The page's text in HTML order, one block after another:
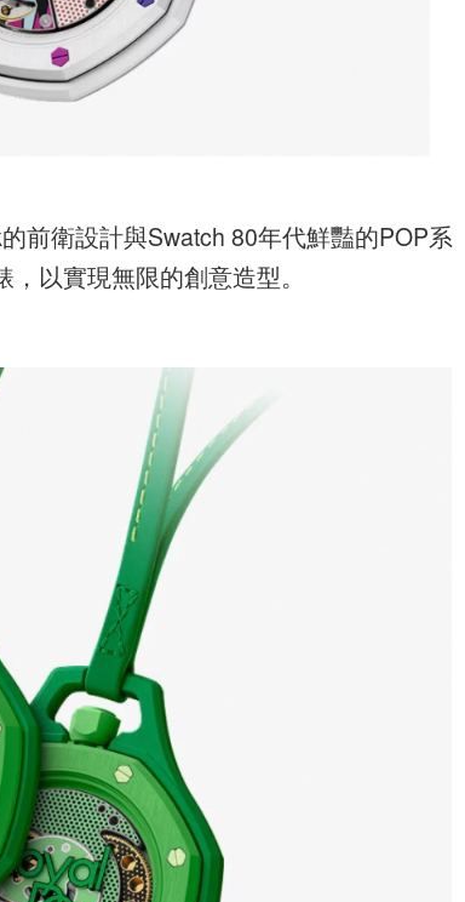
前衛設計與Swatch 80年代鮮豔的POP系
以實現無限的創意造型。